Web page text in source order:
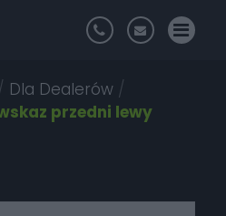
/ Dla Dealerów /
przedni lewy